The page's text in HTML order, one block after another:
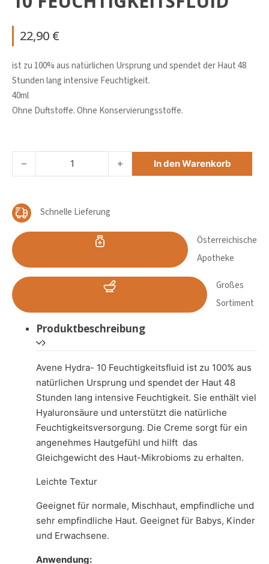
22,90 €
ist zu 100% aus natürlichen Ursprung und spendet der Haut 48
Stunden lang intensive Feuchtigkeit.
40ml
Ohne Duftstoffe. Ohne Konservierungsstoffe.
AVENE HYDRA10 FEUCHTIGKEITSFLUID Menge
In den Warenkorb
Schnelle Lieferung
Österreichische
Apotheke
Großes
Sortiment
Produktbeschreibung
Avene Hydra- 10 Feuchtigkeitsfluid ist zu 100% aus
natürlichen Ursprung und spendet der Haut 48
Stunden lang intensive Feuchtigkeit. Sie enthält viel
Hyaluronsäure und unterstützt die natürliche
Feuchtigkeitsversorgung. Die Creme sorgt für ein
angenehmes Hautgefühl und hilft das
Gleichgewicht des Haut-Mikrobioms zu erhalten.
Leichte Textur
Geeignet für normale, Mischhaut, empfindliche und
sehr empfindliche Haut. Geeignet für Babys, Kinder
und Erwachsene.
Anwendung: